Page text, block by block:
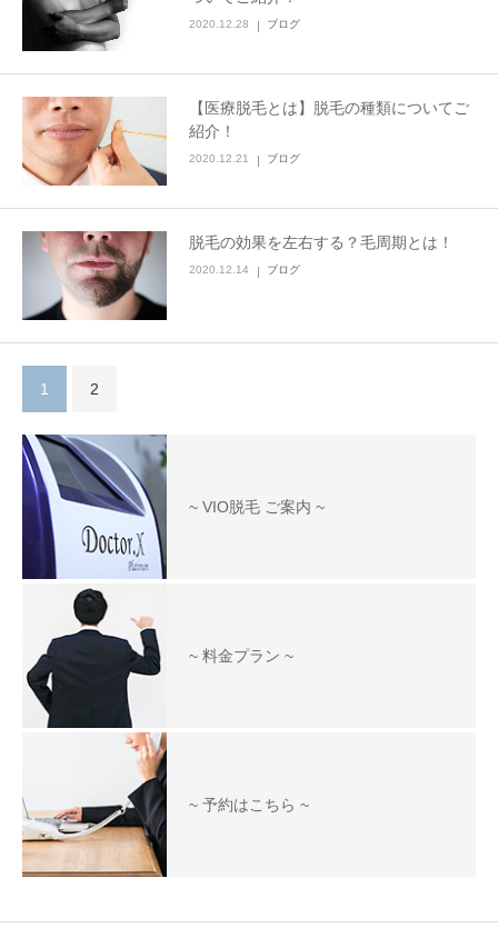
2020.12.28 ブログ
【医療脱毛とは】脱毛の種類についてご
紹介！
2020.12.21 ブログ
脱毛の効果を左右する？毛周期とは！
2020.12.14 ブログ
1 2
~ VIO脱毛 ご案内 ~
~ 料金プラン ~
~ 予約はこちら ~